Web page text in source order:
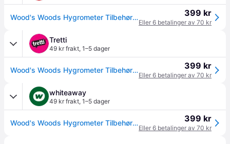
Wood's Woods Hygrometer Tilbehør Til Klima & Vifte 399 kr
Eller 6 betalinger av 70 kr
Tretti
49 kr frakt, 1–5 dager
Wood's Woods Hygrometer Tilbehør Til Klima & Vifte 399 kr
Eller 6 betalinger av 70 kr
whiteaway
49 kr frakt, 1–5 dager
Wood's Woods Hygrometer Tilbehør Til Klima & Vifte 399 kr
Eller 6 betalinger av 70 kr